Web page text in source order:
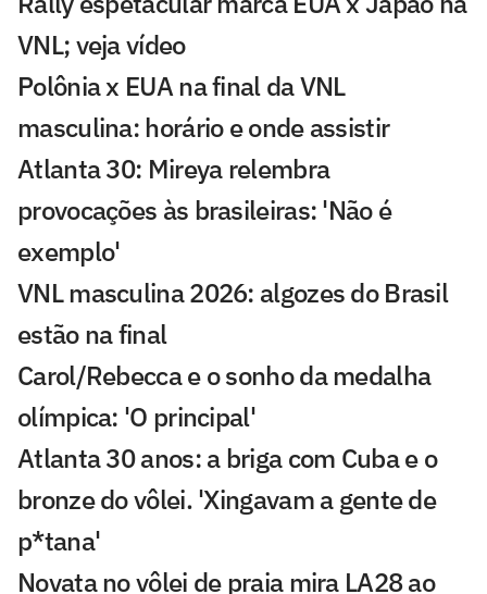
VNL; veja vídeo
Polônia x EUA na final da VNL
masculina: horário e onde assistir
Atlanta 30: Mireya relembra
provocações às brasileiras: 'Não é
exemplo'
VNL masculina 2026: algozes do Brasil
estão na final
Carol/Rebecca e o sonho da medalha
olímpica: 'O principal'
Atlanta 30 anos: a briga com Cuba e o
bronze do vôlei. 'Xingavam a gente de
p*tana'
Novata no vôlei de praia mira LA28 ao